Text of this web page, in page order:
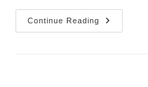
Continue Reading
部
落